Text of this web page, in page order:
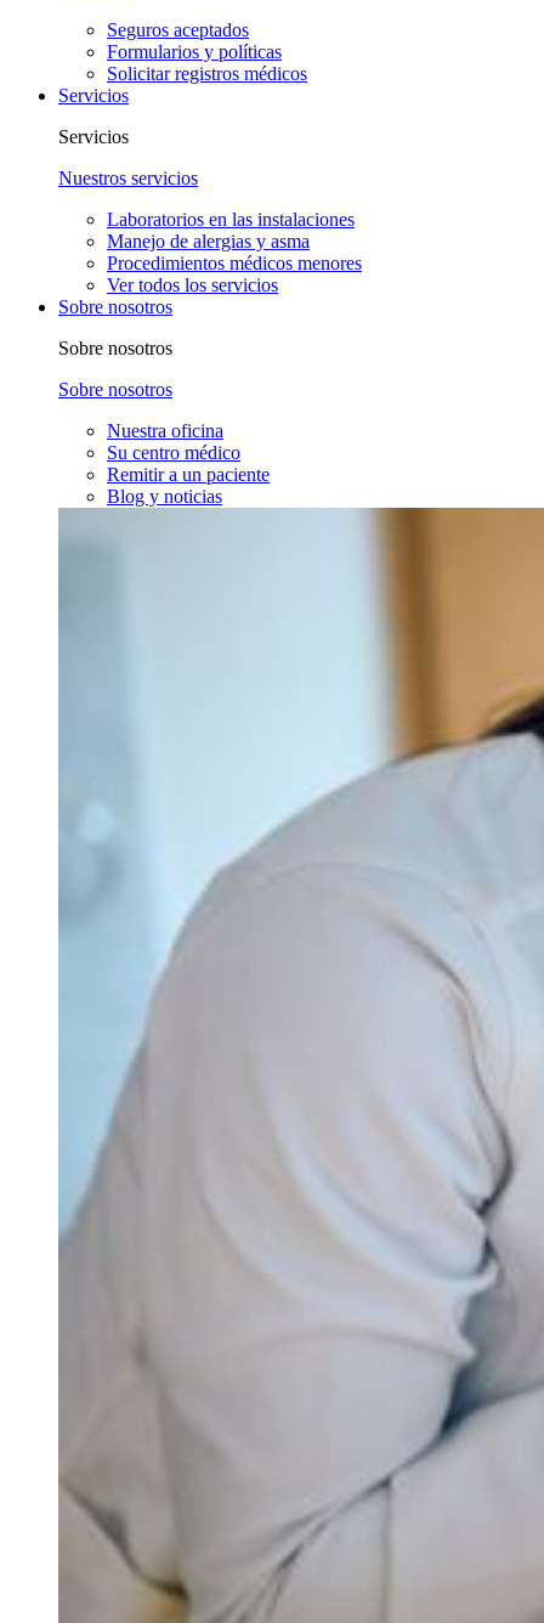
Seguros aceptados
Formularios y políticas
Solicitar registros médicos
Servicios
Servicios
Nuestros servicios
Laboratorios en las instalaciones
Manejo de alergias y asma
Procedimientos médicos menores
Ver todos los servicios
Sobre nosotros
Sobre nosotros
Sobre nosotros
Nuestra oficina
Su centro médico
Remitir a un paciente
Blog y noticias